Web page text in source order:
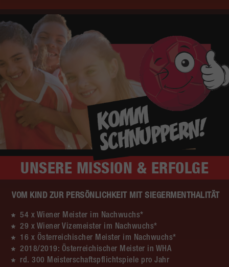
UNSERE MISSION & ERFOLGE
VOM KIND ZUR PERSÖNLICHKEIT MIT SIEGERMENTHALITÄT
54 x Wiener Meister im Nachwuchs*
29 x Wiener Vizemeister im Nachwuchs*
16 x Österreichischer Meister im Nachwuchs*
2018/2019: Österreichischer Meister in WHA
rd. 300 Meisterschaftspflichtspiele pro Jahr